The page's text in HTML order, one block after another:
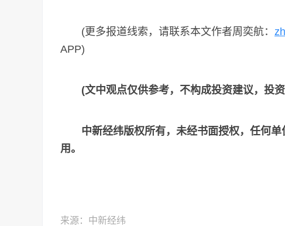
(更多报道线索，请联系本文作者周奕航：
APP)
(文中观点仅供参考，不构成投资建议，投
中新经纬版权所有，未经书面授权，任何
用。
来源：中新经纬